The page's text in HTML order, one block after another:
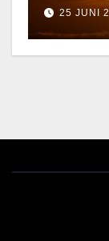
25 JUNI